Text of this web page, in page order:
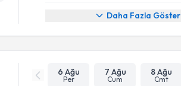
Daha Fazla Göster
6 Ağu
Per
7 Ağu
Cum
8 Ağu
Cmt